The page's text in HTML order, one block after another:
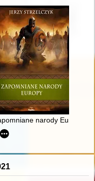
relacji z Węgrami i
narody Europy
Szkoły Historii